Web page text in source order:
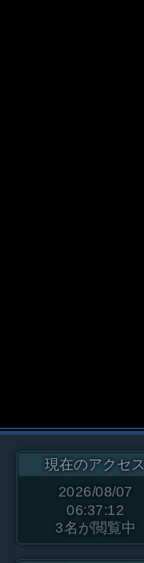
現在のアクセス
2026/08/07
06:37:12
3名が閲覧中